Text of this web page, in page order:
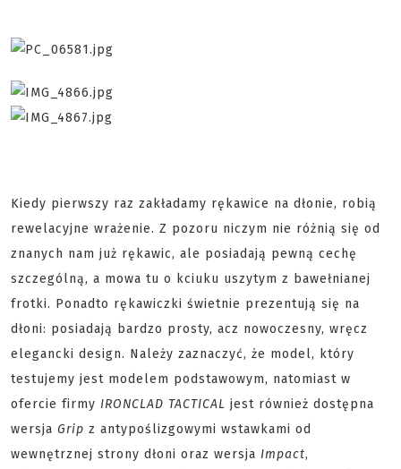
Kiedy pierwszy raz zakładamy rękawice na dłonie, robią
rewelacyjne wrażenie. Z pozoru niczym nie różnią się od
znanych nam już rękawic, ale posiadają pewną cechę
szczególną, a mowa tu o kciuku uszytym z bawełnianej
frotki. Ponadto rękawiczki świetnie prezentują się na
dłoni: posiadają bardzo prosty, acz nowoczesny, wręcz
elegancki design. Należy zaznaczyć, że model, który
testujemy jest modelem podstawowym, natomiast w
ofercie firmy IRONCLAD TACTICAL jest również dostępna
wersja Grip z antypoślizgowymi wstawkami od
wewnętrznej strony dłoni oraz wersja Impact,